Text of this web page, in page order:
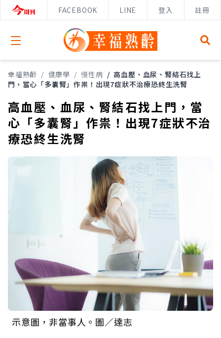
FACEBOOK LINE 登入 註冊
Open menu
幸福熟齡 / 健康學 / 慢性病 / 高血壓、血尿、腎結石找上
門，當心「多囊腎」作祟！出現7症狀不治療恐終生洗腎
高血壓、血尿、腎結石找上門，當
心「多囊腎」作祟！出現7症狀不治
療恐終生洗腎
示意圖，非當事人。圖／達志